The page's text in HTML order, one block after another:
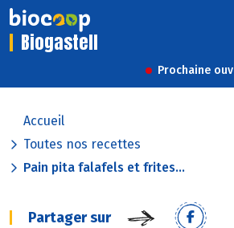
Biogastell
Prochaine
Accueil
Toutes nos recettes
Pain pita falafels et frites...
Partager sur